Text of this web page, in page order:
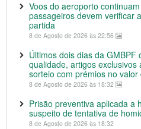
Voos do aeroporto
passageiros devem verificar
partida
8 de Agosto de 2026 às 22:56
Últimos dois dias da
qualidade, artigos
sorteio com prémios no
8 de Agosto de 2026 às 18:32
Prisão preventiva aplicada a
suspeito de tentativa de
8 de Agosto de 2026 às 18:32